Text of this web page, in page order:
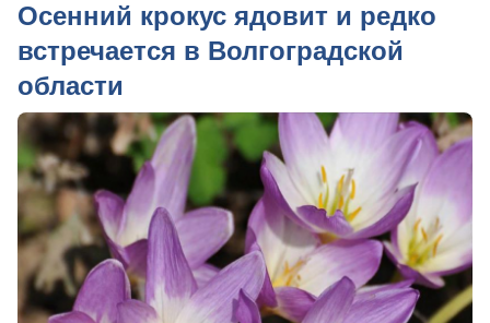
Осенний крокус ядовит и редко
встречается в Волгоградской
области